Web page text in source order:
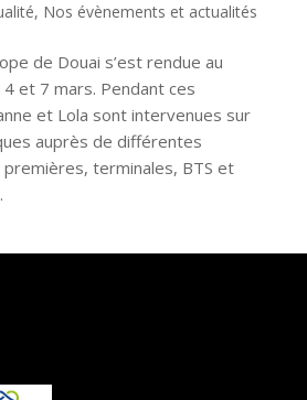
, Nos évènements et actualités
de Douai s’est rendue au
et 7 mars. Pendant ces
et Lola sont intervenues sur
auprès de différentes
premières, terminales, BTS et